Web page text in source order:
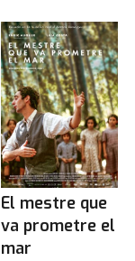
El mestre que
va prometre el
mar